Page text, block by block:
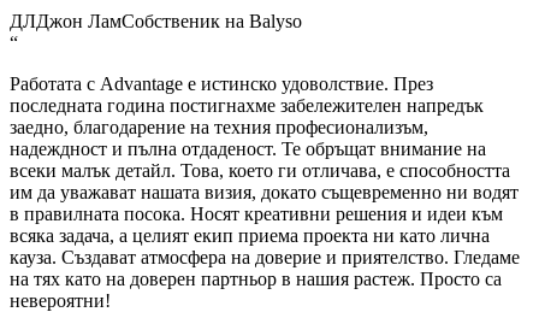
ДЛДжон ЛамСобственик на Balyso
“
Работата с Advantage е истинско удоволствие. През
последната година постигнахме забележителен напредък
заедно, благодарение на техния професионализъм,
надеждност и пълна отдаденост. Те обръщат внимание на
всеки малък детайл. Това, което ги отличава, е способността
им да уважават нашата визия, докато същевременно ни водят
в правилната посока. Носят креативни решения и идеи към
всяка задача, а целият екип приема проекта ни като лична
кауза. Създават атмосфера на доверие и приятелство. Гледаме
на тях като на доверен партньор в нашия растеж. Просто са
невероятни!